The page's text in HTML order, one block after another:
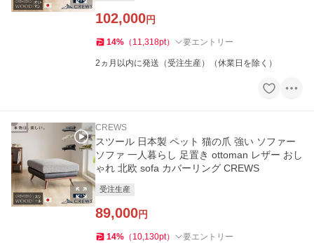
102,000円
14% （ 11,318pt） 要エントリー
2ヵ月以内に発送（受注生産）（休業日を除く）
CREWS
スツール 日本製 ペット 猫の爪 強い ソファー
ソファ 一人暮らし 足置き ottoman レザー おし
ゃれ 北欧 sofa カバーリング CREWS
受注生産
89,000円
14% （ 10,130pt） 要エントリー